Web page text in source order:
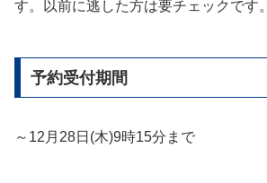
す。以前に逃した方は要チェックです。
予約受付期間
～12月28日(木)9時15分まで